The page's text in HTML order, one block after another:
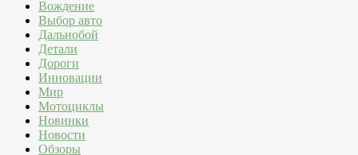
Вождение
Выбор авто
Дальнобой
Детали
Дороги
Инновации
Мир
Мотоциклы
Новинки
Новости
Обзоры